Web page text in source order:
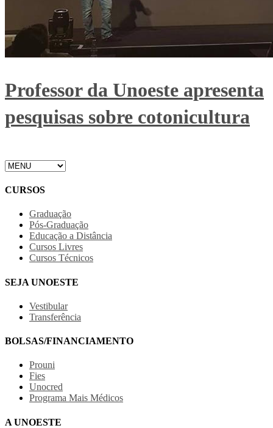
Professor da Unoeste apresenta
pesquisas sobre cotonicultura
CURSOS
Graduação
Pós-Graduação
Educação a Distância
Cursos Livres
Cursos Técnicos
SEJA UNOESTE
Vestibular
Transferência
BOLSAS/FINANCIAMENTO
Prouni
Fies
Unocred
Programa Mais Médicos
A UNOESTE